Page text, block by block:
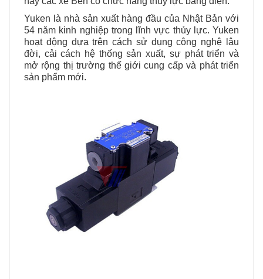
Yuken là nhà sản xuất hàng đầu của Nhật Bản với
54 năm kinh nghiệp trong lĩnh vực thủy lực. Yuken
hoạt động dựa trên cách sử dụng công nghệ lâu
đời, cải cách hệ thống sản xuất, sự phát triển và
mở rộng thị trường thế giới cung cấp và phát triển
sản phẩm mới.